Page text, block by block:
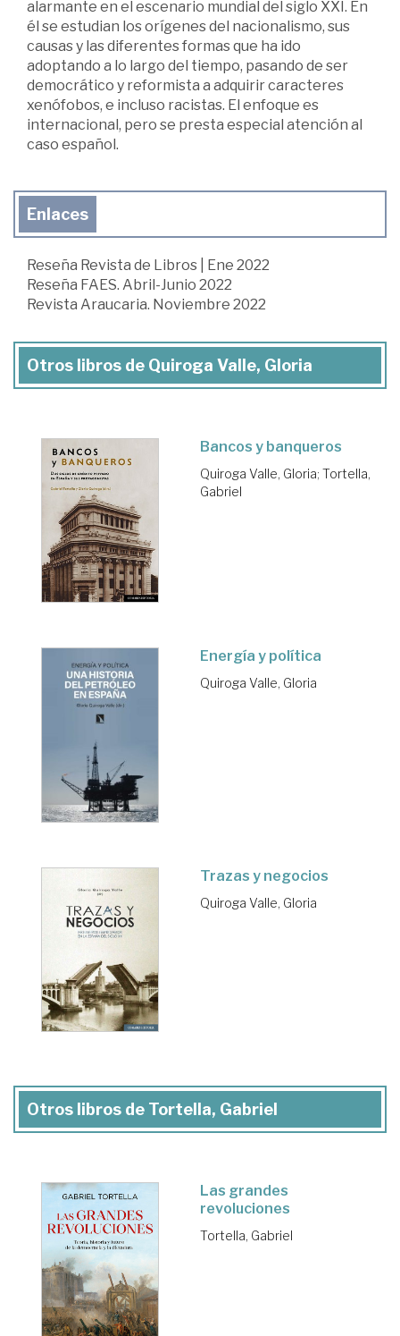
alarmante en el escenario mundial del siglo XXI. En
él se estudian los orígenes del nacionalismo, sus
causas y las diferentes formas que ha ido
adoptando a lo largo del tiempo, pasando de ser
democrático y reformista a adquirir caracteres
xenófobos, e incluso racistas. El enfoque es
internacional, pero se presta especial atención al
caso español.
Enlaces
Reseña Revista de Libros | Ene 2022
Reseña FAES. Abril-Junio 2022
Revista Araucaria. Noviembre 2022
Otros libros de Quiroga Valle, Gloria
Bancos y banqueros
Quiroga Valle, Gloria; Tortella,
Gabriel
Energía y política
Quiroga Valle, Gloria
Trazas y negocios
Quiroga Valle, Gloria
Otros libros de Tortella, Gabriel
Las grandes
revoluciones
Tortella, Gabriel